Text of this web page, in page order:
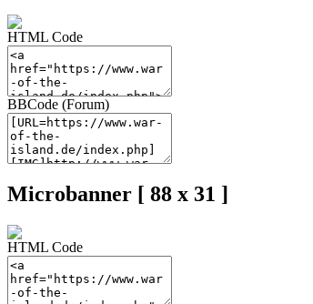
HTML Code
BBCode (Forum)
Microbanner [ 88 x 31 ]
HTML Code